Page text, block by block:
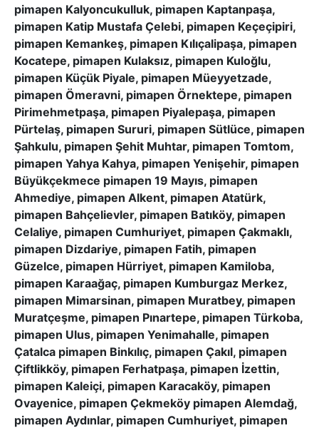
pimapen Kalyoncukulluk, pimapen Kaptanpaşa,
pimapen Katip Mustafa Çelebi, pimapen Keçeçipiri,
pimapen Kemankeş, pimapen Kılıçalipaşa, pimapen
Kocatepe, pimapen Kulaksız, pimapen Kuloğlu,
pimapen Küçük Piyale, pimapen Müeyyetzade,
pimapen Ömeravni, pimapen Örnektepe, pimapen
Pirimehmetpaşa, pimapen Piyalepaşa, pimapen
Pürtelaş, pimapen Sururi, pimapen Sütlüce, pimapen
Şahkulu, pimapen Şehit Muhtar, pimapen Tomtom,
pimapen Yahya Kahya, pimapen Yenişehir, pimapen
Büyükçekmece pimapen 19 Mayıs, pimapen
Ahmediye, pimapen Alkent, pimapen Atatürk,
pimapen Bahçelievler, pimapen Batıköy, pimapen
Celaliye, pimapen Cumhuriyet, pimapen Çakmaklı,
pimapen Dizdariye, pimapen Fatih, pimapen
Güzelce, pimapen Hürriyet, pimapen Kamiloba,
pimapen Karaağaç, pimapen Kumburgaz Merkez,
pimapen Mimarsinan, pimapen Muratbey, pimapen
Muratçeşme, pimapen Pınartepe, pimapen Türkoba,
pimapen Ulus, pimapen Yenimahalle, pimapen
Çatalca pimapen Binkılıç, pimapen Çakıl, pimapen
Çiftlikköy, pimapen Ferhatpaşa, pimapen İzettin,
pimapen Kaleiçi, pimapen Karacaköy, pimapen
Ovayenice, pimapen Çekmeköy pimapen Alemdağ,
pimapen Aydınlar, pimapen Cumhuriyet, pimapen